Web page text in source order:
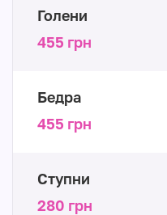
Голени
455 грн
Бедра
455 грн
Ступни
280 грн